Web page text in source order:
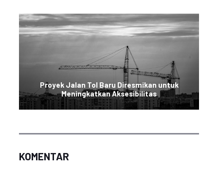
Proyek Jalan Tol Baru Diresmikan untuk
Meningkatkan Aksesibilitas
KOMENTAR